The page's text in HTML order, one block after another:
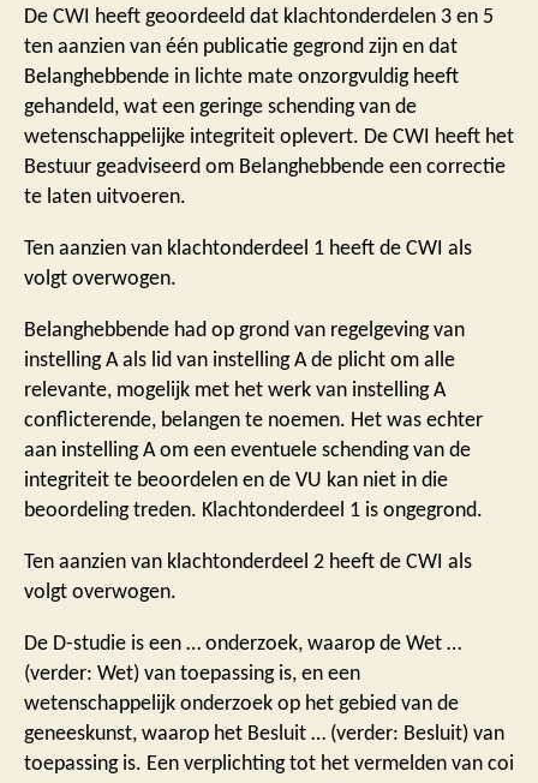
De CWI heeft geoordeeld dat klachtonderdelen 3 en 5
ten aanzien van één publicatie gegrond zijn en dat
Belanghebbende in lichte mate onzorgvuldig heeft
gehandeld, wat een geringe schending van de
wetenschappelijke integriteit oplevert. De CWI heeft het
Bestuur geadviseerd om Belanghebbende een correctie
te laten uitvoeren.
Ten aanzien van klachtonderdeel 1 heeft de CWI als
volgt overwogen.
Belanghebbende had op grond van regelgeving van
instelling A als lid van instelling A de plicht om alle
relevante, mogelijk met het werk van instelling A
conflicterende, belangen te noemen. Het was echter
aan instelling A om een eventuele schending van de
integriteit te beoordelen en de VU kan niet in die
beoordeling treden. Klachtonderdeel 1 is ongegrond.
Ten aanzien van klachtonderdeel 2 heeft de CWI als
volgt overwogen.
De D-studie is een … onderzoek, waarop de Wet …
(verder: Wet) van toepassing is, en een
wetenschappelijk onderzoek op het gebied van de
geneeskunst, waarop het Besluit … (verder: Besluit) van
toepassing is. Een verplichting tot het vermelden van coi